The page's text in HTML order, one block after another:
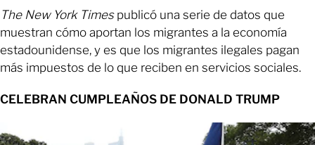
The New York Timespublicó una serie de datos que
muestran cómo aportan los migrantes a la economía
estadounidense, y es que los migrantes ilegales pagan
más impuestos de lo que reciben en servicios sociales.
CELEBRAN CUMPLEAÑOS DE DONALD TRUMP